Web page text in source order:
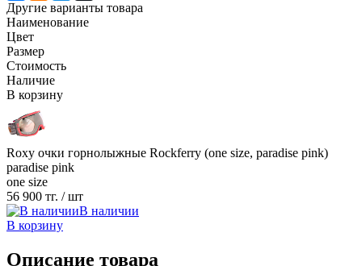
Другие варианты товара
Наименование
Цвет
Размер
Стоимость
Наличие
В корзину
Roxy очки горнолыжные Rockferry (one size, paradise pink)
paradise pink
one size
56 900 тг. / шт
В наличии
В корзину
Описание товара